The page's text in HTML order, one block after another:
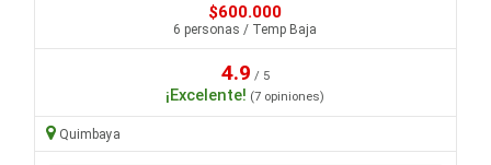
$600.000
6 personas / Temp Baja
4.9 / 5
¡Excelente! (7 opiniones)
Quimbaya